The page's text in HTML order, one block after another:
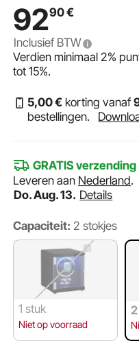
207 mm
9290€
Inclusief BTW
Verdien minimaal2%
tot15%.
5,00€ korting vanaf
bestellingen.
GRATIS verzending
Leveren aan Nederland.
Do. Aug. 13. Details
Capaciteit: 2 stokjes
1 stuk
Niet op voorraad